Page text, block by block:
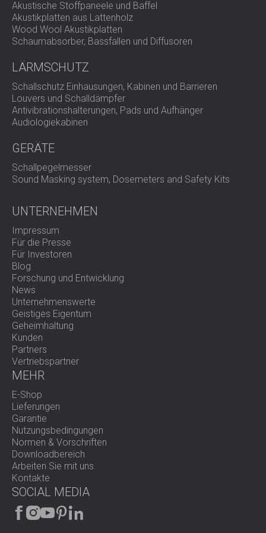
In Gesundheitseinrichtungen kann sich eine angemessene
Schalldämmung auch auf den Komfort und das
Gesamterlebnis von Patienten und Personal auswirken.
audiologischen Räumen können Krankenhäuser sowohl
verbessern. Mit den Lösungen von DECIBEL können
Gesundheitseinrichtungen Schalldämmung und Ästhetik
erreichen und so eine einladende und effektive
Testumgebung schaffen.
Akustische Stoffpaneele und Baffel
Akustikplatten aus Lattenholz
Wood Wool Akustikplatten
Schaumabsorber, Bassfallen und Diffusoren
LÄRMSCHUTZ
Schallschutz Einhausungen, Kabinen und Barrieren
Louvers und Schalldämpfer
Antivibrationshalterungen, Pads und Aufhänger
Audiologiekabinen
GERÄTE
Schallpegelmesser
Sound Masking system, Dosemeters and Safety Kits
UNTERNEHMEN
Impressum
Für die Presse
Für Investoren
Blog
Forschung und Entwicklung
News
Unternehmenswerte
Geistiges Eigentum
Geheimhaltung
Kunden
Partners
Vertriebspartner
MEHR
E-Shop
Lieferungen
Garantie
Nutzungsbedingungen
Normen & Vorschriften
Downloadbereich
Arbeiten Sie mit uns
Kontakte
SOCIAL MEDIA